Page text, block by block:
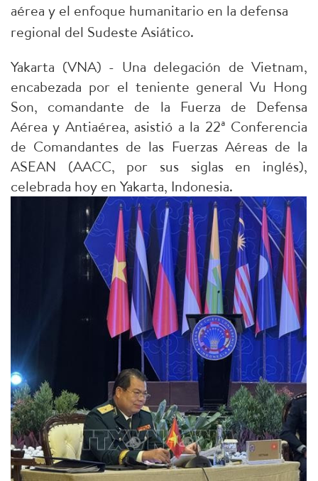
aérea y el enfoque humanitario en la defensa
regional del Sudeste Asiático.
Yakarta (VNA) - Una delegación de Vietnam,
encabezada por el teniente general Vu Hong
Son, comandante de la Fuerza de Defensa
Aérea y Antiaérea, asistió a la 22ª Conferencia
de Comandantes de las Fuerzas Aéreas de la
ASEAN (AACC, por sus siglas en inglés),
celebrada hoy en Yakarta, Indonesia.